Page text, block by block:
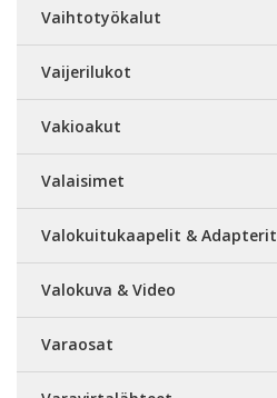
Vaihtotyökalut
Vaijerilukot
Vakioakut
Valaisimet
Valokuitukaapelit & Adapterit
Valokuva & Video
Varaosat